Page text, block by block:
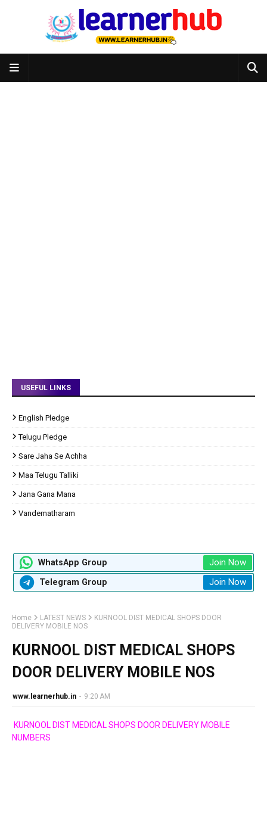
USEFUL LINKS
English Pledge
Telugu Pledge
Sare Jaha Se Achha
Maa Telugu Talliki
Jana Gana Mana
Vandematharam
WhatsApp Group Join Now
Telegram Group Join Now
Home LATEST NEWS
KURNOOL DIST MEDICAL SHOPS DOOR
DELIVERY MOBILE NOS
KURNOOL DIST MEDICAL SHOPS
DOOR DELIVERY MOBILE NOS
www.learnerhub.in - 9:20 AM
KURNOOL DIST MEDICAL SHOPS DOOR DELIVERY MOBILE
NUMBERS